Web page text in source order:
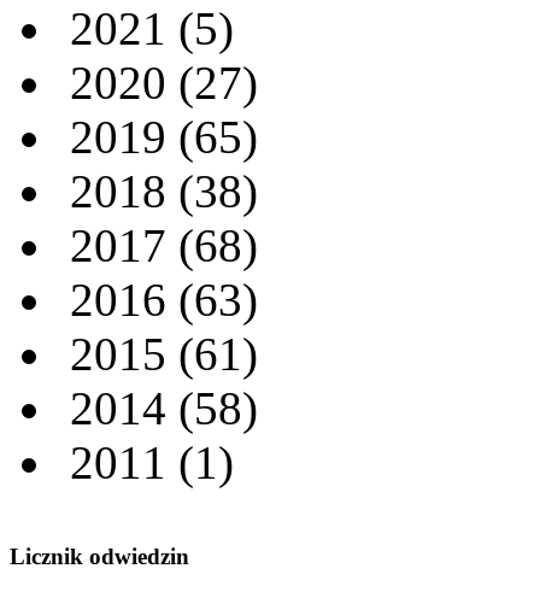
2021 (5)
2020 (27)
2019 (65)
2018 (38)
2017 (68)
2016 (63)
2015 (61)
2014 (58)
2011 (1)
Licznik odwiedzin